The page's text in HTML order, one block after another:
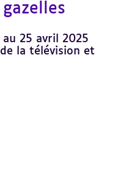
au 25 avril 2025
la télévision et